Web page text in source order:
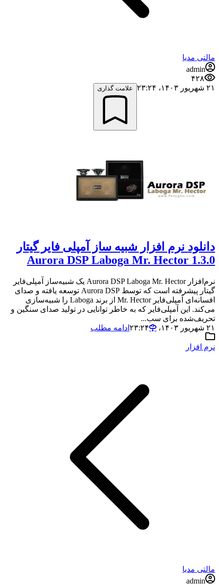
مالتی مدیا
admin
۴۲۸
۲۱ شهریور ۱۴۰۳،‏ ۲۳:۲۴
علامت گذاری
دانلود نرم افزار شبیه ساز آمپلی فایر گیتار
Aurora DSP Laboga Mr. Hector 1.3.0
نرم‌افزار Aurora DSP Laboga Mr. Hector یک شبیه‌ساز آمپلی‌فایر
گیتار پیشرفته است که توسط Aurora DSP توسعه یافته و صدای
افسانه‌ای آمپلی‌فایر Mr. Hector از برند Laboga را شبیه‌سازی
می‌کند. این آمپلی‌فایر که به خاطر توانایی در تولید صدای سنگین و
تحریف‌شده برای سب...
۲۱ شهریور ۱۴۰۳،‏ ۲۳:۲۴
ادامه مطلب
نرم افزار
مالتی مدیا
admin